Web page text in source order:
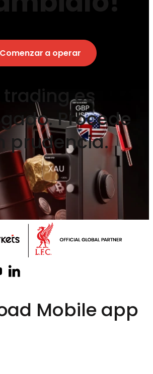
Comenzar a operar
trading es
Procede
prudencia.
Mobile app